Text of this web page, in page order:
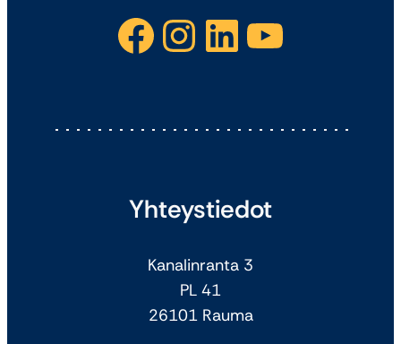
Facebook Instagram LinkedIn YouTube
Yhteystiedot
Kanalinranta 3
PL 41
26101 Rauma